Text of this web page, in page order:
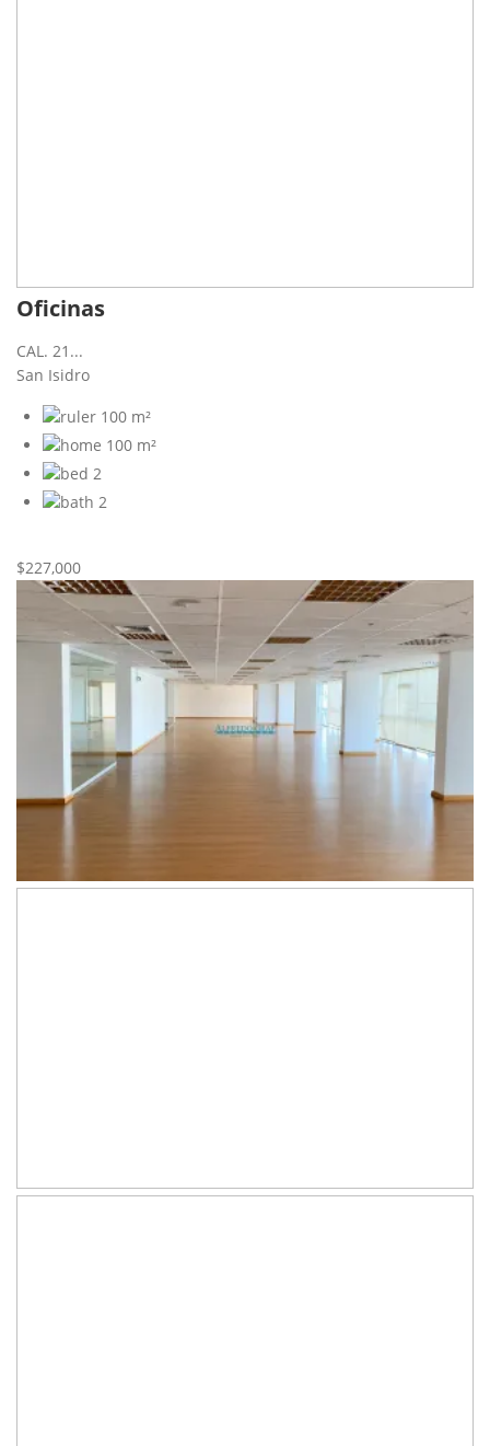
Oficinas
CAL. 21...
San Isidro
100 m²
100 m²
2
2
$227,000